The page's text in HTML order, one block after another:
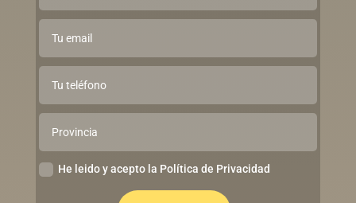
He leido y acepto la Política de Privacidad